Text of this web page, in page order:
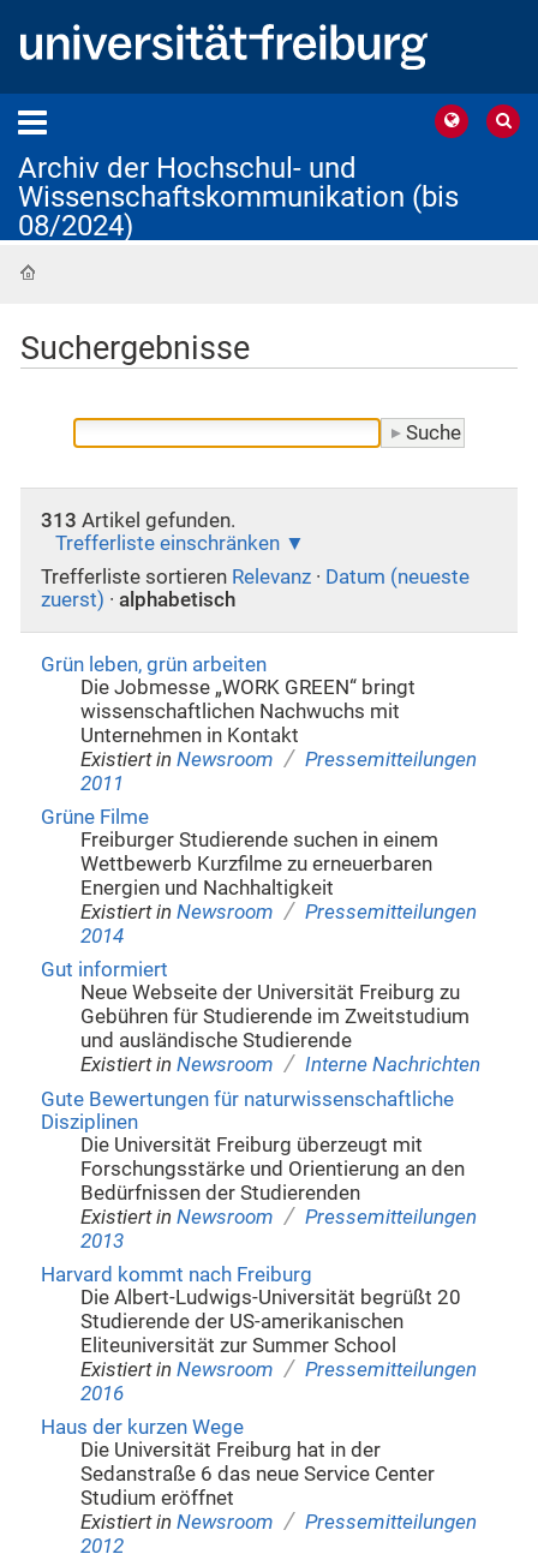
Archiv der Hochschul- und
Wissenschaftskommunikation (bis
08/2024)
Suchergebnisse
313 Artikel gefunden.
Trefferliste einschränken
Trefferliste sortieren Relevanz · Datum (neueste
zuerst) · alphabetisch
Grün leben, grün arbeiten
Die Jobmesse „WORK GREEN“ bringt
wissenschaftlichen Nachwuchs mit
Unternehmen in Kontakt
Existiert in Newsroom / Pressemitteilungen
2011
Grüne Filme
Freiburger Studierende suchen in einem
Wettbewerb Kurzfilme zu erneuerbaren
Energien und Nachhaltigkeit
Existiert in Newsroom / Pressemitteilungen
2014
Gut informiert
Neue Webseite der Universität Freiburg zu
Gebühren für Studierende im Zweitstudium
und ausländische Studierende
Existiert in Newsroom / Interne Nachrichten
Gute Bewertungen für naturwissenschaftliche
Disziplinen
Die Universität Freiburg überzeugt mit
Forschungsstärke und Orientierung an den
Bedürfnissen der Studierenden
Existiert in Newsroom / Pressemitteilungen
2013
Harvard kommt nach Freiburg
Die Albert-Ludwigs-Universität begrüßt 20
Studierende der US-amerikanischen
Eliteuniversität zur Summer School
Existiert in Newsroom / Pressemitteilungen
2016
Haus der kurzen Wege
Die Universität Freiburg hat in der
Sedanstraße 6 das neue Service Center
Studium eröffnet
Existiert in Newsroom / Pressemitteilungen
2012